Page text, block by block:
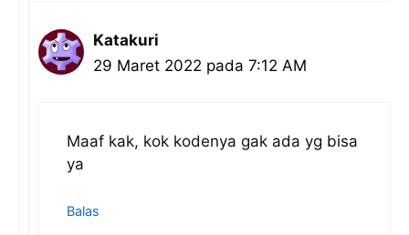
Katakuri
29 Maret 2022 pada 7:12 AM
Maaf kak, kok kodenya gak ada yg bisa
ya
Balas